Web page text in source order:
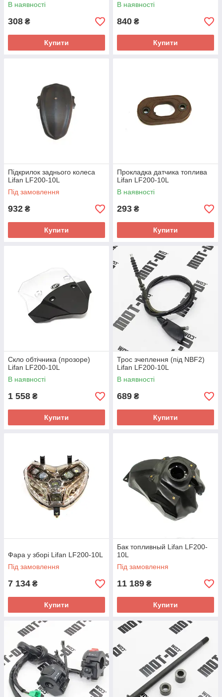
В наявності
308 ₴
Купити
В наявності
840 ₴
Купити
Підкрилок заднього колеса
Lifan LF200-10L
Під замовлення
932 ₴
Купити
Прокладка датчика топлива
Lifan LF200-10L
В наявності
293 ₴
Купити
Скло обтічника (прозоре)
Lifan LF200-10L
В наявності
1 558 ₴
Купити
Трос зчеплення (під NBF2)
Lifan LF200-10L
В наявності
689 ₴
Купити
Фара у зборі Lifan LF200-10L
Під замовлення
7 134 ₴
Купити
Бак топливный Lifan LF200-
10L
Під замовлення
11 189 ₴
Купити